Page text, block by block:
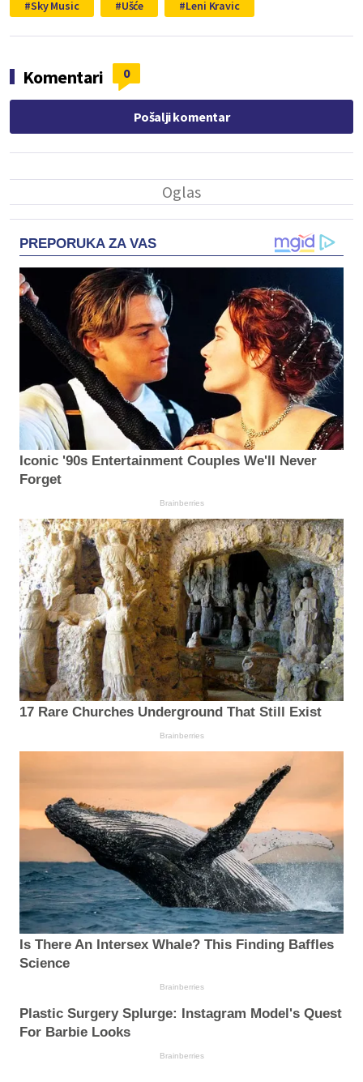
Sky Music Ušće Leni Kravic
Komentari 0
Pošalji komentar
PREPORUKA ZA VAS
Iconic '90s Entertainment Couples We'll Never
Forget
Brainberries
17 Rare Churches Underground That Still Exist
Brainberries
Is There An Intersex Whale? This Finding Baffles
Science
Brainberries
Plastic Surgery Splurge: Instagram Model's Quest
For Barbie Looks
Brainberries